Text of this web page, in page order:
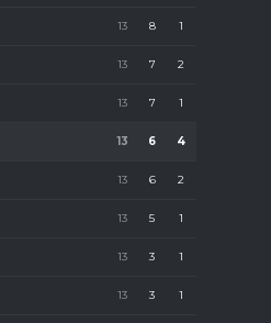
13 8 1
13 7 2
13 7 1
13 6 4
13 6 2
13 5 1
13 3 1
13 3 1